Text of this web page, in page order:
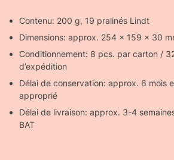
Contenu: 200 g, 19 pralinés Lindt
Dimensions: approx. 254 x 159 x 30
Conditionnement: 8 pcs. par carton /
d’expédition
Délai de conservation: approx. 6 mois
approprié
Délai de livraison: approx. 3-4
BAT